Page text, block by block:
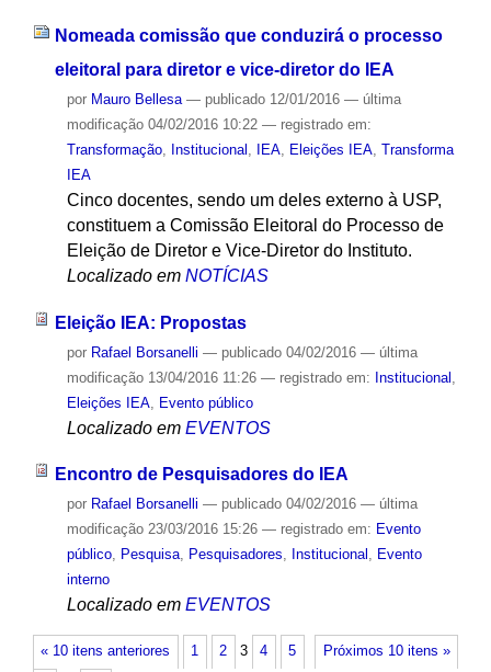
Nomeada comissão que conduzirá o processo
eleitoral para diretor e vice-diretor do IEA
por Mauro Bellesa — publicado12/01/2016 — última
modificação04/02/2016 10:22 — registrado em:
Transformação, Institucional IEA, Eleições IEA, Transforma
IEA
Cinco docentes, sendo um deles externo à USP,
constituem a Comissão Eleitoral do Processo de
Eleição de Diretor e Vice-Diretor do Instituto.
Localizado em NOTÍCIAS
Eleição IEA: Propostas
por Rafael Borsanelli — publicado04/02/2016 — última
modificação13/04/2016 11:26 — registrado em: Institucional
Eleições IEA, Evento público
Localizado em EVENTOS
Encontro de Pesquisadores do IEA
por Rafael Borsanelli — publicado04/02/2016 — última
modificação23/03/2016 15:26 — registrado em: Evento
público, Pesquisa, Pesquisadores, Institucional , Evento
interno
Localizado em EVENTOS
« 10 itens anteriores Próximos 10 itens »
1 2 3 4 5